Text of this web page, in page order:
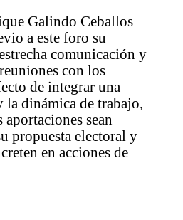
Galindo Ceballos
a este foro su
comunicación y
con los
de integrar una
la dinámica de trabajo,
aportaciones sean
propuesta electoral y
en acciones de